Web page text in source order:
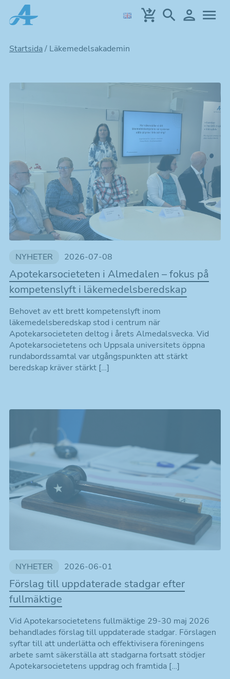
Hoppa
till
Startsida/ Läkemedelsakademin
NYHETER 2026-07-08
Apotekarsocieteten i Almedalen – fokus på
kompetenslyft i läkemedelsberedskap
Behovet av ett brett kompetenslyft inom
läkemedelsberedskap stod i centrum när
Apotekarsocieteten deltog i årets Almedalsvecka. Vid
Apotekarsocietetens och Uppsala universitets öppna
rundabordssamtal var utgångspunkten att stärkt
beredskap kräver stärkt […]
NYHETER 2026-06-01
Förslag till uppdaterade stadgar efter
fullmäktige
Vid Apotekarsocietetens fullmäktige 29-30 maj 2026
behandlades förslag till uppdaterade stadgar. Förslagen
syftar till att underlätta och effektivisera föreningens
arbete samt säkerställa att stadgarna fortsatt stödjer
Apotekarsocietetens uppdrag och framtida […]